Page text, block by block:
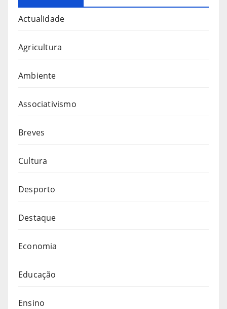
Actualidade
Agricultura
Ambiente
Associativismo
Breves
Cultura
Desporto
Destaque
Economia
Educação
Ensino